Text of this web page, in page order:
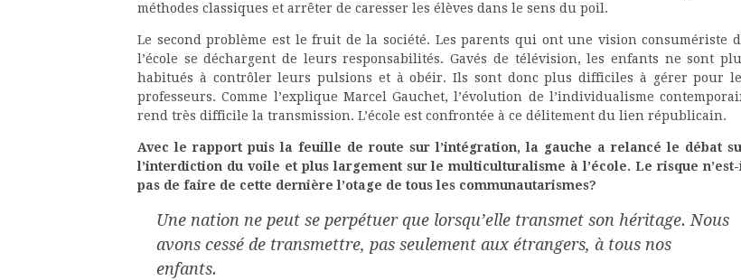
méthodes classiques et arrêter de caresser les élèves dans le sens du poil.
Le second problème est le fruit de la société. Les parents qui ont une vision consumériste
l’école se déchargent de leurs responsabilités. Gavés de télévision, les enfants ne sont
habitués à contrôler leurs pulsions et à obéir. Ils sont donc plus difficiles à gérer pour
professeurs. Comme l’explique Marcel Gauchet, l’évolution de l’individualisme
rend très difficile la transmission. L’école est confrontée à ce délitement du lien républicain.
Avec le rapport puis la feuille de route sur l’intégration, la gauche a relancé le débat
l’interdiction du voile et plus largement sur le multiculturalisme à l’école. Le risque
pas de faire de cette dernière l’otage de tous les communautarismes?
Une nation ne peut se perpétuer que lorsqu’elle transmet son héritage. Nous
avons cessé de transmettre, pas seulement aux étrangers, à tous nos
enfants.